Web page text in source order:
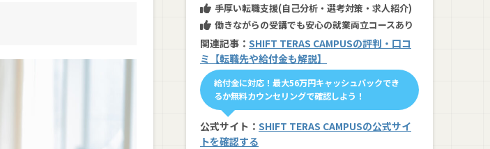
手厚い転職支援(自己分析・選考対策・求人紹介)
働きながらの受講でも安心の就業両立コースあり
関連記事： SHIFT TERAS CAMPUSの評判・口コ
ミ【転職先や給付金も解説】
給付金に対応！最大56万円キャッシュバックでき
るか無料カウンセリングで確認しよう！
公式サイト： SHIFT TERAS CAMPUSの公式サイ
トを確認する